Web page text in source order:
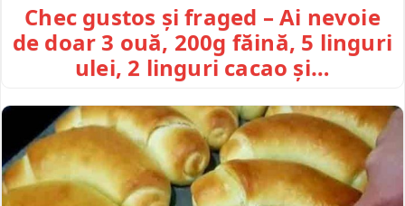
Chec gustos și fraged – Ai nevoie
de doar 3 ouă, 200g făină, 5 linguri
ulei, 2 linguri cacao și…